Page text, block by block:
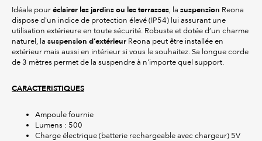
Idéale pour éclairer les jardins ou les terrasses, la suspension Reona
dispose d'un indice de protection élevé (IP54) lui assurant une
utilisation extérieure en toute sécurité. Robuste et dotée d’un charme
naturel, la suspension d’extérieur Reona peut être installée en
extérieur mais aussi en intérieur si vous le souhaitez. Sa longue corde
de 3 mètres permet de la suspendre à n'importe quel support.
CARACTERISTIQUES
Ampoule fournie
Lumens : 500
Charge électrique (batterie rechargeable avec chargeur) 5V